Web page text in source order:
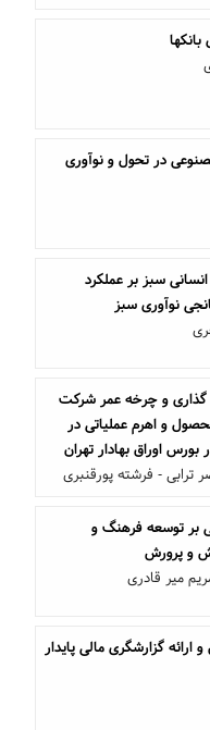
در تحول و نوآوری
سبز بر عملکرد
نوآوری سبز
و چرخه عمر شرکت
و اهرم عملیاتی در
اوراق بهادار تهران
ترابی - فرشته پورقنبری
بر توسعه فرهنگ و
و پرورش
میر قادری
گزارشگری مالی پایدار